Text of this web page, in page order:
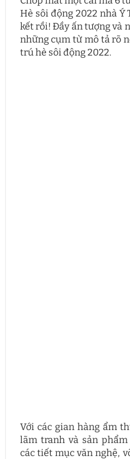
Hè sôi động 2022 nhà
kết rồi! Đầy ấn tượng và
những cụm từ mô tả rõ
trú hè sôi động 2022.
Với các gian hàng ẩm
lãm tranh và sản
các tiết mục văn nghệ,